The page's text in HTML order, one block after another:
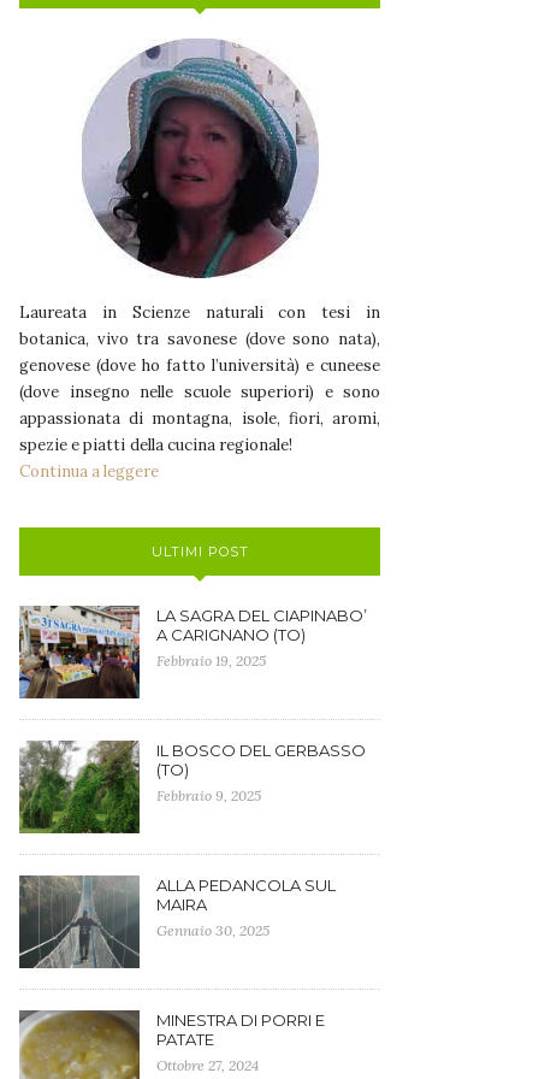
Laureata in Scienze naturali con tesi in
botanica, vivo tra savonese (dove sono nata),
genovese (dove ho fatto l’università) e cuneese
(dove insegno nelle scuole superiori) e sono
appassionata di montagna, isole, fiori, aromi,
spezie e piatti della cucina regionale!
Continua a leggere
ULTIMI POST
LA SAGRA DEL CIAPINABO’
A CARIGNANO (TO)
Febbraio 19, 2025
IL BOSCO DEL GERBASSO
(TO)
Febbraio 9, 2025
ALLA PEDANCOLA SUL
MAIRA
Gennaio 30, 2025
MINESTRA DI PORRI E
PATATE
Ottobre 27, 2024